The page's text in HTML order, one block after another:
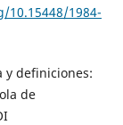
1984-
y definiciones:
de